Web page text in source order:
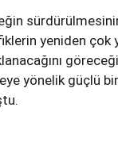
yeniden çok
yönelik güçlü